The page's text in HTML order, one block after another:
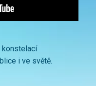
konstelací
i ve světě.